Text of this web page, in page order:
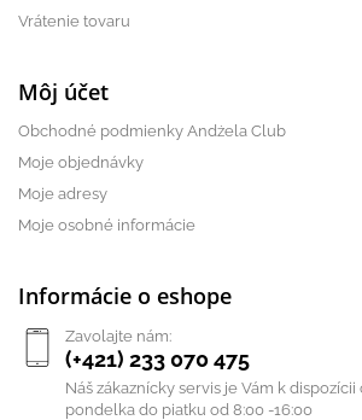
Vrátenie tovaru
Môj účet
Obchodné podmienky Andżela Club
Moje objednávky
Moje adresy
Moje osobné informácie
Informácie o eshope
Zavolajte nám:
(+421) 233 070 475
Náš zákaznícky servis je Vám k dispozícii
pondelka do piatku od 8:00 -16:00